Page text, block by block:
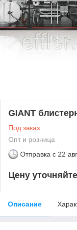
GIANT
Под заказ
Опт и розница
Отправка с 22
Цену уточняйте
Описание